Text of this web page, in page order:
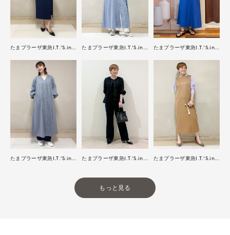
もっと見る